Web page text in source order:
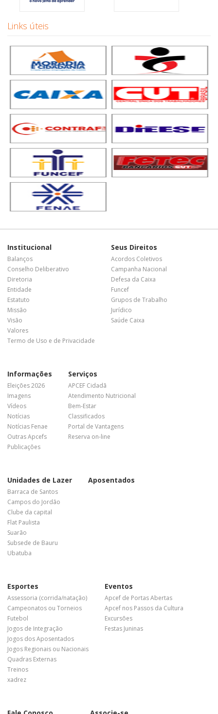
Links úteis
Institucional
Balanços
Conselho Deliberativo
Diretoria
Entidade
Estatuto
Missão
Visão
Valores
Termo de Uso e de Privacidade
Seus Direitos
Acordos Coletivos
Campanha Nacional
Defesa da Caixa
Funcef
Grupos de Trabalho
Jurídico
Saúde Caixa
Informações
Eleições 2026
Imagens
Vídeos
Notícias
Notícias Fenae
Outras Apcefs
Publicações
Serviços
APCEF Cidadã
Atendimento Nutricional
Bem-Estar
Classificados
Portal de Vantagens
Reserva on-line
Unidades de Lazer
Barraca de Santos
Campos do Jordão
Clube da capital
Flat Paulista
Suarão
Subsede de Bauru
Ubatuba
Aposentados
Esportes
Assessoria (corrida/natação)
Campeonatos ou Torneios
Futebol
Jogos de Integração
Jogos dos Aposentados
Jogos Regionais ou Nacionais
Quadras Externas
Treinos
xadrez
Eventos
Apcef de Portas Abertas
Apcef nos Passos da Cultura
Excursões
Festas Juninas